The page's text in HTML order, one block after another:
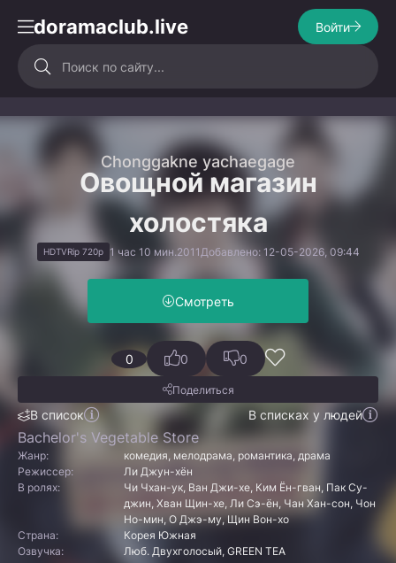
doramaclub.live Войти
Chonggakne yachaegage
Овощной магазин
холостяка
HDTVRip 720p 1 час 10 мин.2011 Добавлено: 12-05-2026, 09:44
Смотреть
0
В список В списках у людей
0 0
Поделиться
Bachelor's Vegetable Store
Жанр:
комедия, мелодрама, романтика, драма
Режиссер:
Ли Джун-хён
В ролях:
Чи Чхан-ук, Ван Джи-хе, Ким Ён-гван, Пак Су-
джин, Хван Щин-хе, Ли Сэ-ён, Чан Хан-сон, Чон
Но-мин, О Джэ-му, Щин Вон-хо
Страна:
Корея Южная
Озвучка:
Люб. Двухголосый, GREEN TEA